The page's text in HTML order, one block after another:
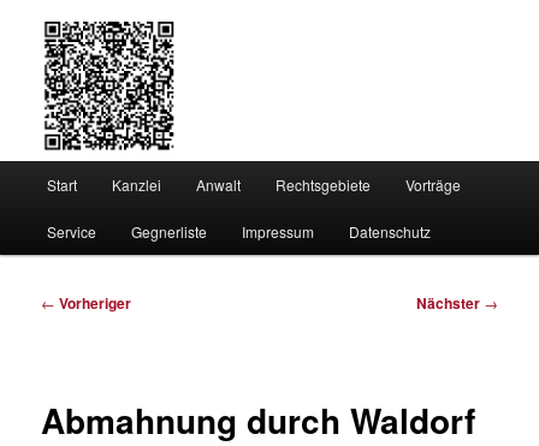
Start Kanzlei Anwalt Rechtsgebiete Vorträge
Service Gegnerliste Impressum Datenschutz
Beitragsnavigation
← Vorheriger Nächster →
Abmahnung durch Waldorf